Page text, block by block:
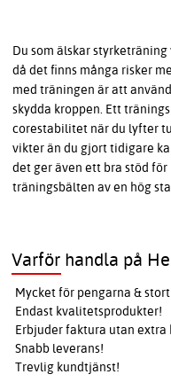
Du som älskar
då det finns många risker
med träningen är att
skydda kroppen. Ett
corestabilitet när du lyfter
vikter än du gjort tidigare
det ger även ett bra stöd
träningsbälten av en hög
Varför handla på
Mycket för pengarna &
Endast kvalitetsprodukter!
Erbjuder faktura utan extra
Snabb leverans!
Trevlig kundtjänst!